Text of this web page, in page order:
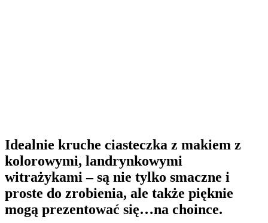
Idealnie kruche ciasteczka z makiem z
kolorowymi, landrynkowymi
witrażykami – są nie tylko smaczne i
proste do zrobienia, ale także pięknie
mogą prezentować się…na choince.